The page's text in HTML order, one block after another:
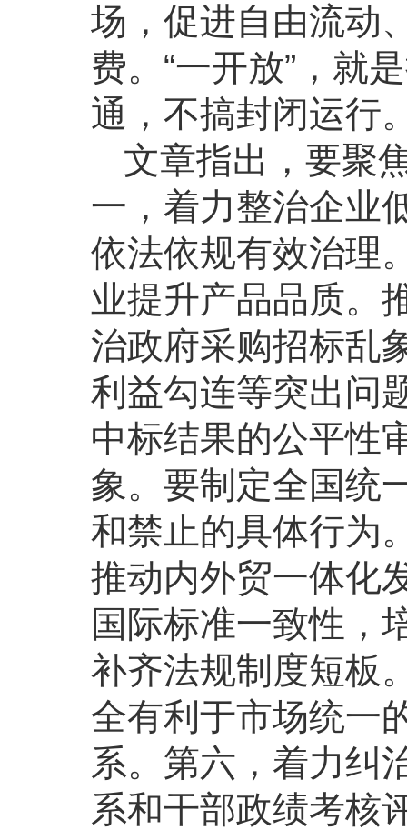
场，促进自由流动
费。“一开放”，就
通，不搞封闭运行
文章指出，要聚
一，着力整治企业
依法依规有效治理
业提升产品品质。
治政府采购招标乱
利益勾连等突出问
中标结果的公平性
象。要制定全国统
和禁止的具体行为
推动内外贸一体化
国际标准一致性，
补齐法规制度短板
全有利于市场统一
系。第六，着力纠
系和干部政绩考核